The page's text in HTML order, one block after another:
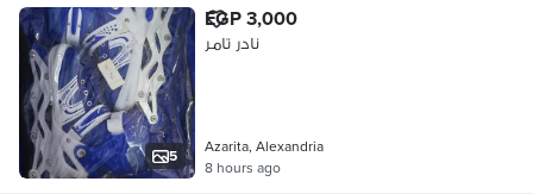
5
EGP 3,000
نادر تامر
Azarita, Alexandria
8 hours ago